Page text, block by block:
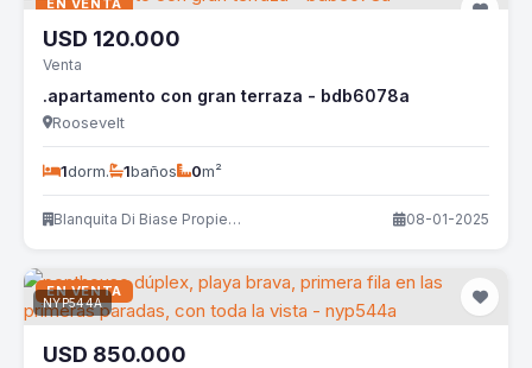
EN VENTA
USD 120.000
Venta
.apartamento con gran terraza - bdb6078a
Roosevelt
1dorm. 1baños 0m²
Blanquita Di Biase Propiedades 08-01-2025
EN VENTA
NYP544A
USD 850.000